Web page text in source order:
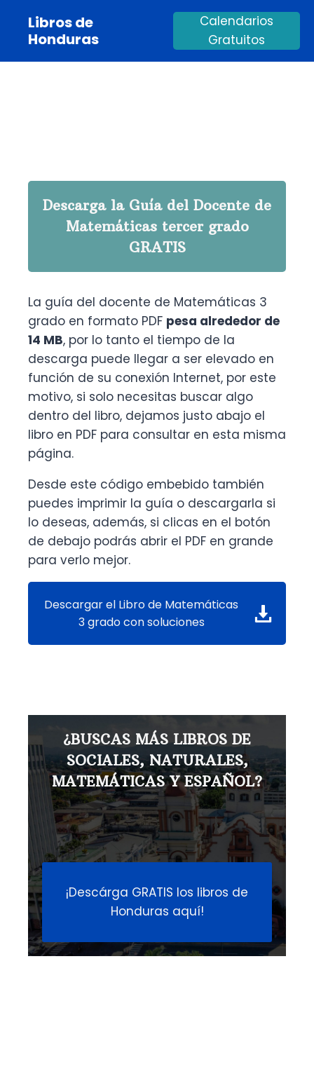
contenido
Libros de
Honduras
Calendarios
Gratuitos
Descarga la Guía del Docente de
Matemáticas tercer grado
GRATIS
La guía del docente de Matemáticas 3
grado en formato PDF pesa alrededor de
14 MB, por lo tanto el tiempo de la
descarga puede llegar a ser elevado en
función de su conexión Internet, por este
motivo, si solo necesitas buscar algo
dentro del libro, dejamos justo abajo el
libro en PDF para consultar en esta misma
página.
Desde este código embebido también
puedes imprimir la guía o descargarla si
lo deseas, además, si clicas en el botón
de debajo podrás abrir el PDF en grande
para verlo mejor.
Descargar el Libro de Matemáticas
3 grado con soluciones
¿BUSCAS MÁS LIBROS DE
SOCIALES, NATURALES,
MATEMÁTICAS Y ESPAÑOL?
¡Descárga GRATIS los libros de
Honduras aquí!